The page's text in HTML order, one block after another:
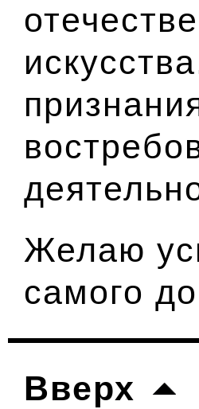
Желаю
самого
Вверх